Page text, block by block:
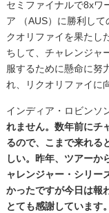
セミファイナルで8xワ
ア （AUS）に勝利し
クオリファイを果たし
ちして、チャレンジャ
服するために懸命に努
れ、リクオリファイに
インディア・ロビンソ
れません。数年前にチ
るので、こまで来れる
しい。昨年、ツアーか
ャレンジャー・シリー
かったですが今日は報
とても感謝しています